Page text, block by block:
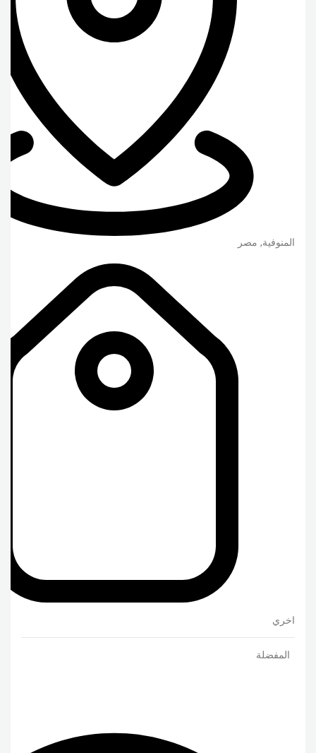
المنوفية, مصر
اخري
المفضلة